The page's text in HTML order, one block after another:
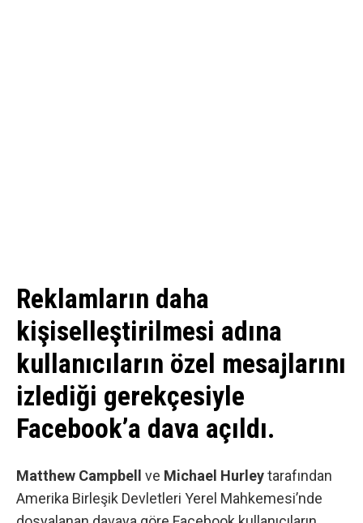
Reklamların daha
kişiselleştirilmesi adına
kullanıcıların özel mesajlarını
izlediği gerekçesiyle
Facebook’a dava açıldı.
Matthew Campbell ve Michael Hurleytarafından
Amerika Birleşik Devletleri Yerel Mahkemesi’nde